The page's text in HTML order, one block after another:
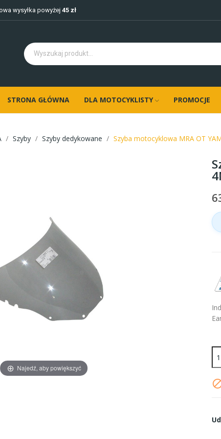
wysyłka powyżej 45 zł
STRONA GŁÓWNA DLA MOTOCYKLISTY PROMOCJE
Szyby Szyby dedykowane Szyba motocyklowa MRA OT
Najedź, aby powiększyć